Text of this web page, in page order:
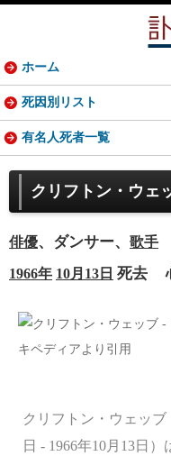
クリフトン・ウェ
俳優、ダンサー、 歌手
1966年 10月13日 死去
クリフトン・ウェッブ
日 - 1966年10月13日
ホーム
死因別リスト
有名人死者一覧